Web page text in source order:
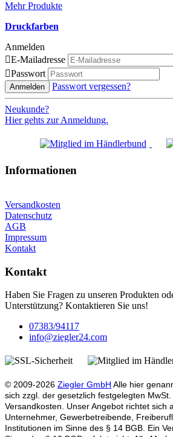
Mehr Produkte
Druckfarben
Anmelden
E-Mailadresse
Passwort
Anmelden Passwort vergessen?
Neukunde?
Hier gehts zur Anmeldung.
Informationen
Versandkosten
Datenschutz
AGB
Impressum
Kontakt
Kontakt
Haben Sie Fragen zu unseren Produkten
Unterstützung? Kontaktieren Sie uns!
07383/94117
info@ziegler24.com
© 2009-2026 Ziegler GmbH Alle hier
sich zzgl. der gesetzlich festgelegten
Versandkosten. Unser Angebot richtet sich
Unternehmer, Gewerbetreibende,
Institutionen im Sinne des § 14 BGB. Ein